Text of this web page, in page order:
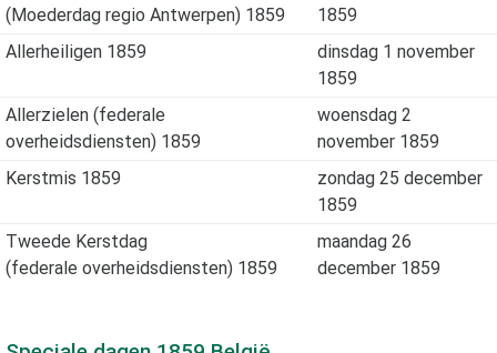
(Moederdag regio Antwerpen) 1859
1859
Allerheiligen 1859
dinsdag 1 november
1859
Allerzielen (federale
overheidsdiensten) 1859
woensdag 2
november 1859
Kerstmis 1859
zondag 25 december
1859
Tweede Kerstdag
(federale overheidsdiensten) 1859
maandag 26
december 1859